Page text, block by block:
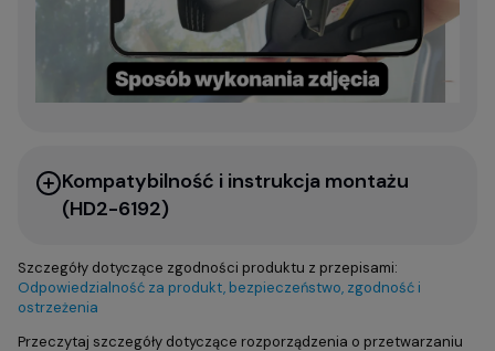
Kompatybilność i instrukcja montażu
(HD2-6192)
Szczegóły dotyczące zgodności produktu z przepisami:
Odpowiedzialność za produkt, bezpieczeństwo, zgodność i
ostrzeżenia
Przeczytaj szczegóły dotyczące rozporządzenia o przetwarzaniu